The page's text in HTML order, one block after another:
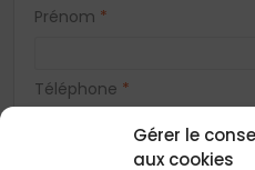
Gérer le
aux cookies
Prénom *
Téléphone *